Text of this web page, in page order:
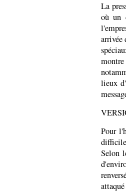
La
où un
arrivée
lieux
Pour
Selon